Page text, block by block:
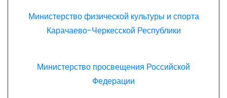
Министерство физической культуры и спорта
Карачаево-Черкесской Республики
Министерство просвещения Российской
Федерации